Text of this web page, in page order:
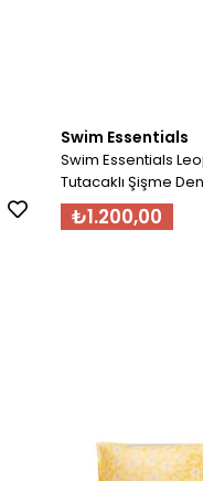
Swim Essentials
Swim Essentials
Tutacaklı Şişme
₺1.200,00